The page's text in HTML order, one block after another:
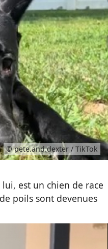
© pete.and.dexter / TikTok
est un chien de race
poils sont devenues